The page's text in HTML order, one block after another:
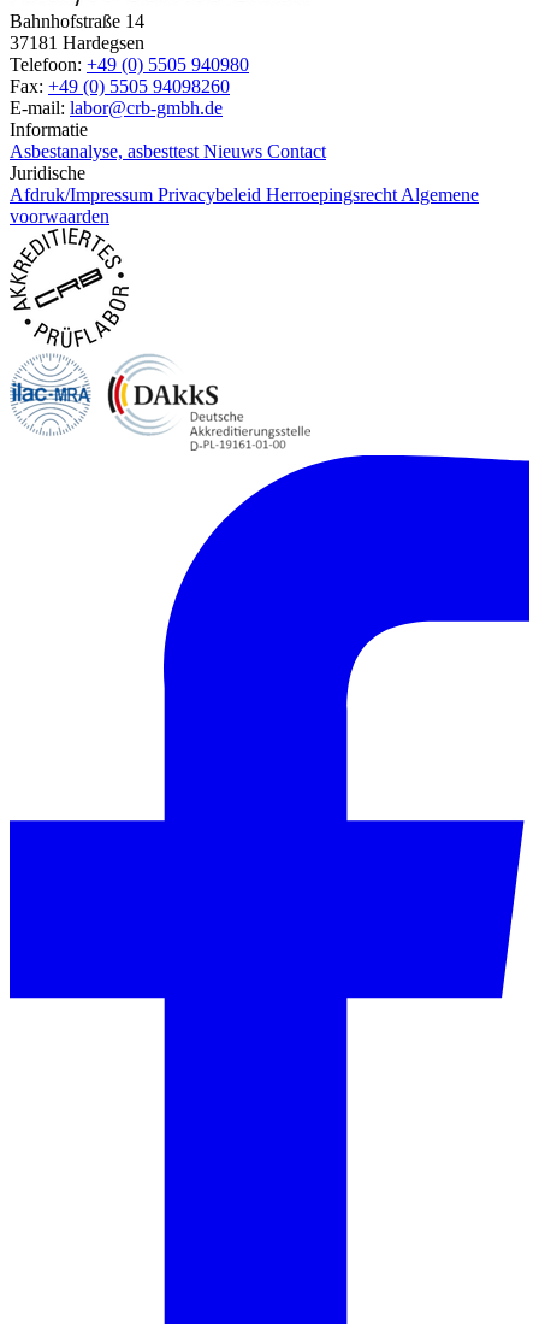
Bahnhofstraße 14
37181 Hardegsen
Telefoon: +49 (0) 5505 940980
Fax: +49 (0) 5505 94098260
E-mail: labor@crb-gmbh.de
Informatie
Asbestanalyse, asbesttest Nieuws Contact
Juridische
Afdruk/Impressum Privacybeleid Herroepingsrecht Algemene
voorwaarden